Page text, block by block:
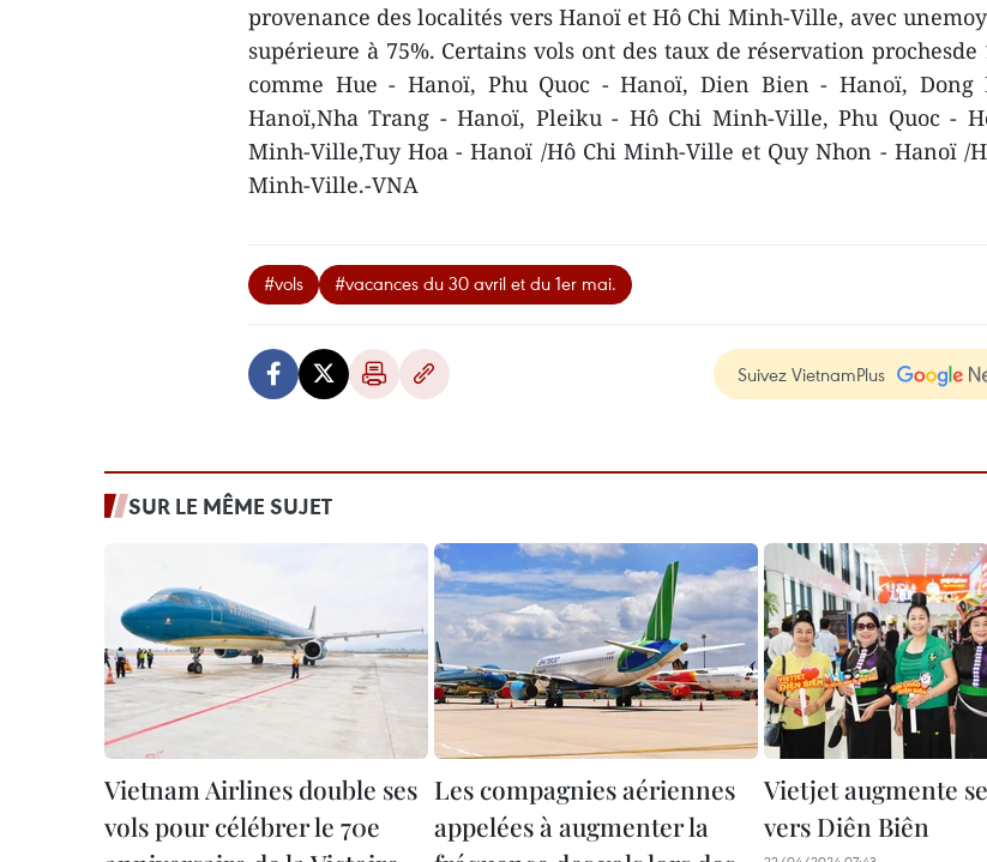
provenance des localités vers Hanoï et Hô Chi Minh-Ville, avec
supérieure à 75%. Certains vols ont des taux de réservation prochesde
comme Hue - Hanoï, Phu Quoc - Hanoï, Dien Bien - Hanoï, Dong
Hanoï,Nha Trang - Hanoï, Pleiku - Hô Chi Minh-Ville, Phu Quoc -
Minh-Ville,Tuy Hoa - Hanoï /Hô Chi Minh-Ville et Quy Nhon - Hanoï /
Minh-Ville.-VNA
#vols #vacances du 30 avril et du 1er mai.
Suivez VietnamPlus
SUR LE MÊME SUJET
Vietnam Airlines double ses
vols pour célébrer le 70e
Les compagnies aériennes
appelées à augmenter la
Vietjet augmente
vers Diên Biên